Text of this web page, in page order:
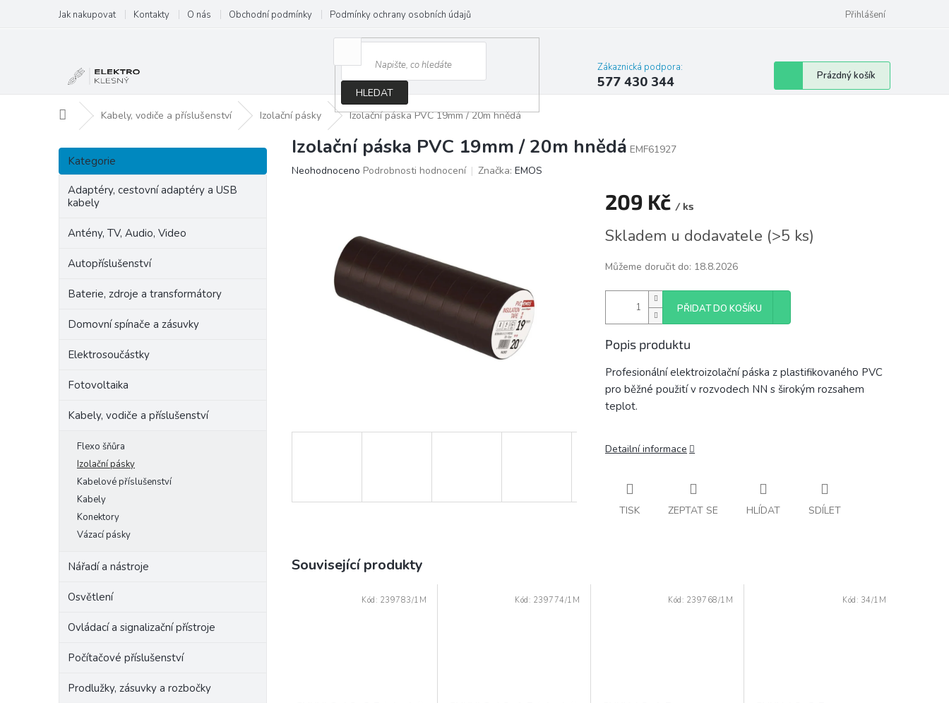
obsah
Jak nakupovat Kontakty O nás Obchodní podmínky Podmínky ochrany osobních údajů Přihlášení
HLEDAT
Zákaznická podpora:
577 430 344
Nákupní
košík
Prázdný košík
Domů Kabely, vodiče a příslušenství Izolační pásky Izolační páska PVC 19mm / 20m hnědá
P
s
Přeskočit
kategorie
Kategorie
Adaptéry, cestovní adaptéry a USB
kabely
Antény, TV, Audio, Video
Autopříslušenství
Baterie, zdroje a transformátory
Domovní spínače a zásuvky
Elektrosoučástky
Fotovoltaika
Kabely, vodiče a příslušenství
Flexo šňůra
Izolační pásky
Kabelové příslušenství
Kabely
Konektory
Vázací pásky
Nářadí a nástroje
Osvětlení
Ovládací a signalizační přístroje
Počítačové příslušenství
Prodlužky, zásuvky a rozbočky
Izolační páska PVC 19mm / 20m hnědá EMF61927
Průměrné
Neohodnoceno Podrobnosti hodnocení Značka: EMOS
209 Kč / ks
cena:
Skladem u dodavatele (>5 ks)
Můžeme doručit do: 18.8.2026
PŘIDAT DO KOŠÍKU
Popis produktu
Profesionální elektroizolační páska z plastifikovaného PVC
pro běžné použití v rozvodech NN s širokým rozsahem
teplot.
Detailní informace
TISK ZEPTAT SE HLÍDAT SDÍLET
Související produkty
Kód: 239783/1M Kód: 239774/1M Kód: 239768/1M Kód: 34/1M